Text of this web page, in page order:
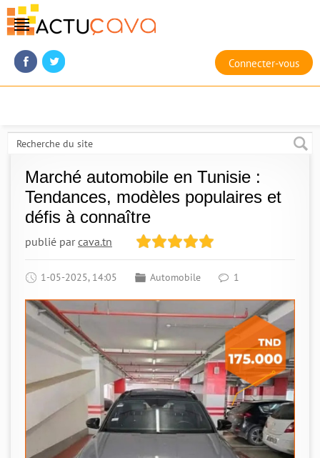
Connecter-vous
Marché automobile en Tunisie :
Tendances, modèles populaires et
défis à connaître
publié parcava.tn
1-05-2025, 14:05 Automobile 1